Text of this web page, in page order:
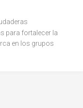
para fortalecer la
en los grupos